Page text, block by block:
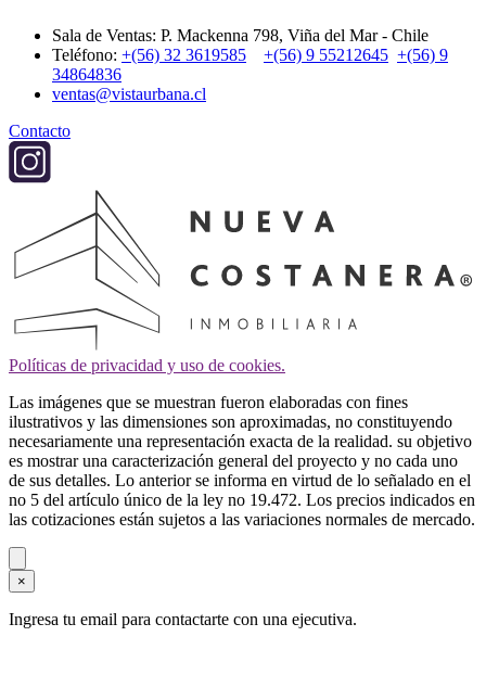
Sala de Ventas: P. Mackenna 798, Viña del Mar - Chile
Teléfono: +(56) 32 3619585 +(56) 9 55212645 +(56) 9
34864836
ventas@vistaurbana.cl
Contacto
Políticas de privacidad y uso de cookies.
Las imágenes que se muestran fueron elaboradas con fines
ilustrativos y las dimensiones son aproximadas, no constituyendo
necesariamente una representación exacta de la realidad. su objetivo
es mostrar una caracterización general del proyecto y no cada uno
de sus detalles. Lo anterior se informa en virtud de lo señalado en el
no 5 del artículo único de la ley no 19.472. Los precios indicados en
las cotizaciones están sujetos a las variaciones normales de mercado.
×
Ingresa tu email para contactarte con una ejecutiva.